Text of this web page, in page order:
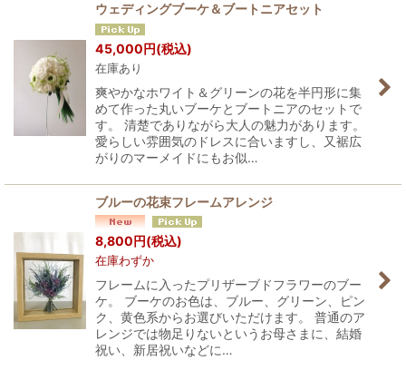
ウェディングブーケ＆ブートニアセット
45,000円(税込)
在庫あり
爽やかなホワイト＆グリーンの花を半円形に集
めて作った丸いブーケとブートニアのセットで
す。 清楚でありながら大人の魅力があります。
愛らしい雰囲気のドレスに合いますし、又裾広
がりのマーメイドにもお似…
ブルーの花束フレームアレンジ
8,800円(税込)
在庫わずか
フレームに入ったプリザーブドフラワーのブー
ケ。 ブーケのお色は、ブルー、グリーン、ピン
ク、黄色系からお選びいただけます。 普通のア
レンジでは物足りないというお母さまに、結婚
祝い、新居祝いなどに…